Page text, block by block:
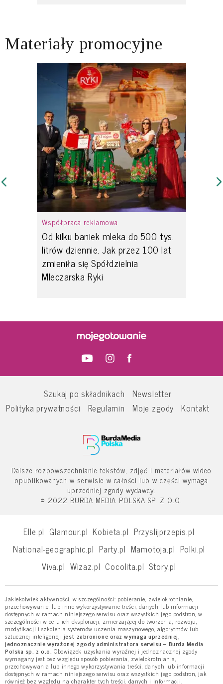
Materiały promocyjne
Współpraca reklamowa
Od kilku baniek mleka do 500 tys.
litrów dziennie. Jak przez 100 lat
zmieniła się Spółdzielnia
Mleczarska Ryki
Szukaj po składnikach
Newsletter
Polityka prywatności
Regulamin Moje zgody Kontakt
Dalsze rozpowszechnianie tekstów, zdjęć i materiałów wideo
opublikowanych w serwisie w całości lub w części wymaga
uprzedniej zgody wydawcy.
© 2022 BURDA MEDIA POLSKA SP. Z O.O.
Elle.pl Glamour.pl Kobieta.pl Przyslijprzepis.pl
National-geographic.pl Party.pl Mamotoja.pl Polki.pl
Viva.pl Wizaz.pl Cocolita.pl Story.pl
Jakiekolwiek aktywności, w szczególności: pobieranie, zwielokrotnianie,
przechowywanie, lub inne wykorzystywanie treści, danych lub informacji
dostępnych w ramach niniejszego serwisu oraz wszystkich jego podstron, w
szczególności w celu ich eksploracji, zmierzającej do tworzenia, rozwoju,
modyfikacji i szkolenia systemów uczenia maszynowego, algorytmów lub
sztucznej inteligencji jest zabronione oraz wymaga uprzedniej,
jednoznacznie wyrażonej zgody administratora serwisu – Burda Media
Polska sp. z o.o. Obowiązek uzyskania wyraźnej i jednoznacznej zgody
wymagany jest bez względu sposób pobierania, zwielokrotniania,
przechowywania lub innego wykorzystywania treści, danych lub informacji
dostępnych w ramach niniejszego serwisu oraz wszystkich jego podstron, jak
również bez względu na charakter tych treści, danych i informacji.